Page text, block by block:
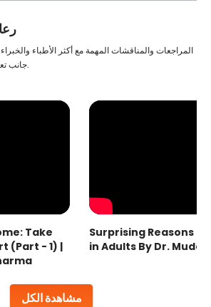
مشاهدة الكل
المراجعات والمناقشات المهمة مع أكثر الأطباء
جانب تعليقات المرضى على منصتنا.
Take
(Part - 1) |
Surprising Reasons
in Adults By Dr.